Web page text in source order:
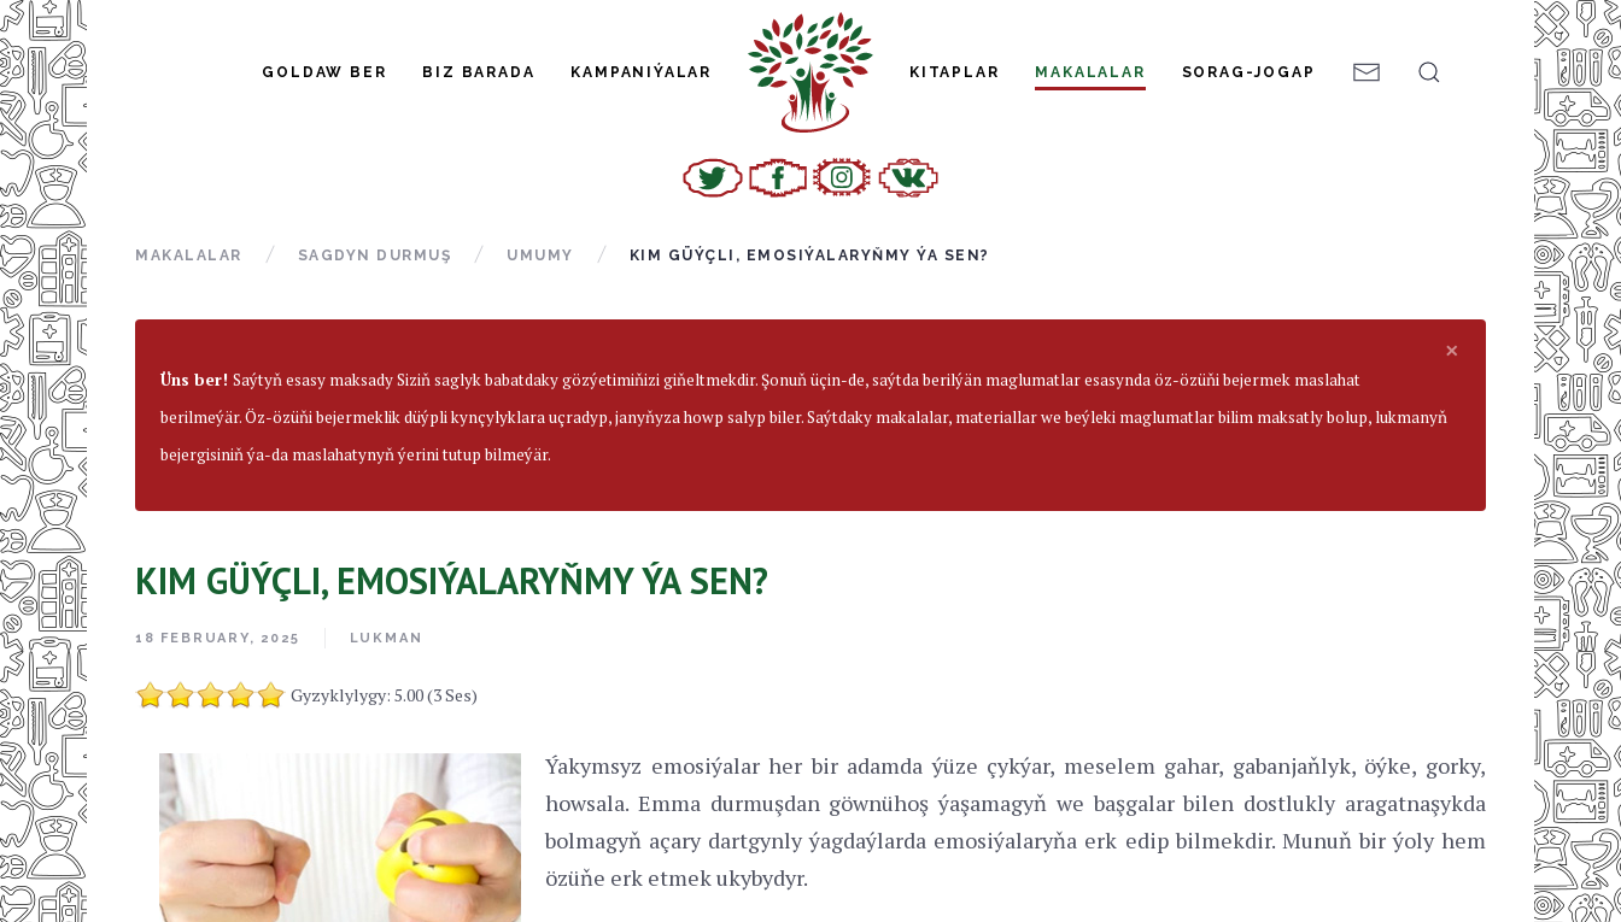
GOLDAW BER BIZ BARADA KAMPANIÝALAR KITAPLAR MAKALALAR SORAG-JOGAP
MAKALALAR SAGDYN DURMUŞ UMUMY KIM GÜÝÇLI, EMOSIÝALARYŇMY ÝA SEN?
×
Üns ber! Saýtyň esasy maksady Siziň saglyk babatdaky gözýetimiňizi giňeltmekdir. Şonuň üçin-de, saýtda berilýän maglumatlar esasynda öz-özüňi bejermek maslahat
berilmeýär. Öz-özüňi bejermeklik düýpli kynçylyklara uçradyp, janyňyza howp salyp biler. Saýtdaky makalalar, materiallar we beýleki maglumatlar bilim maksatly bolup, lukmanyň
bejergisiniň ýa-da maslahatynyň ýerini tutup bilmeýär.
KIM GÜÝÇLI, EMOSIÝALARYŇMY ÝA SEN?
18 FEBRUARY, 2025 LUKMAN
Gyzyklylygy: 5.00 (3 Ses)
Ýakymsyz emosiýalar her bir adamda ýüze çykýar, meselem gahar, gabanjaňlyk, öýke, gorky,
howsala. Emma durmuşdan göwnühoş ýaşamagyň we başgalar bilen dostlukly aragatnaşykda
bolmagyň açary dartgynly ýagdaýlarda emosiýalaryňa erk edip bilmekdir. Munuň bir ýoly hem
özüňe erk etmek ukybydyr.